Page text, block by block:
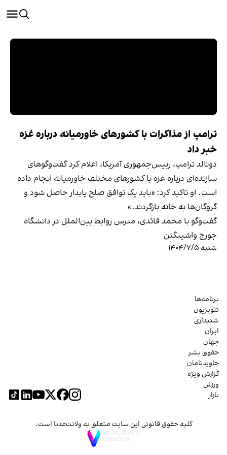
ترامپ از مذاکرات با کشورهای خاورمیانه درباره غزه
خبر داد
دونالد ترامپ، رییس‌جمهوری آمریکا، اعلام کرد گفت‌وگوهای
سازنده‌ای درباره غزه با کشورهای مختلف خاورمیانه انجام داده
است. او تاکید کرد: «باید یک توافق صلح پایدار حاصل شود و
گروگان‌ها به خانه بازگردند.»
گفت‌وگو با محمد قائدی، مدرس روابط بین‌الملل در دانشگاه
جورج واشینگتن
شنبه ۱۴۰۴/۷/۵
برنامه‌ها
تلویزیون
شنیداری
ایران
جهان
حقوق بشر
جاویدنامان
گزارش ویژه
ورزش
بازار
کلیه حقوق قانونی این سایت متعلق به ولانت‌مدیا است.